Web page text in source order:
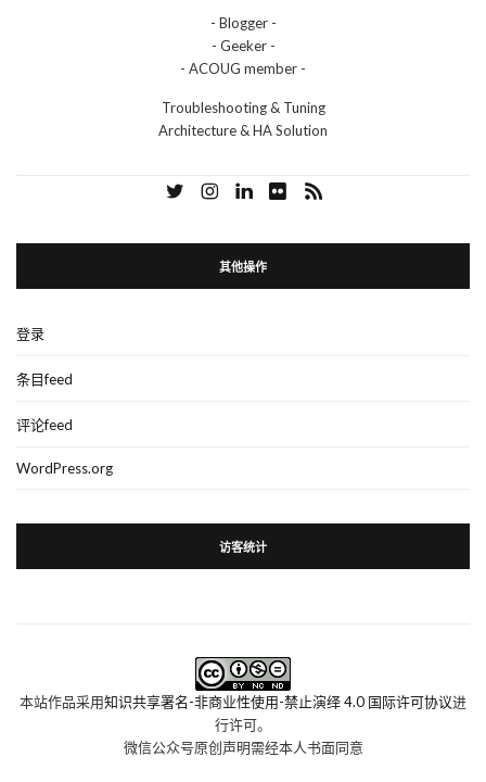
- Blogger -
- Geeker -
- ACOUG member -
Troubleshooting & Tuning
Architecture & HA Solution
其他操作
登录
条目feed
评论feed
WordPress.org
访客统计
本站作品采用知识共享署名-非商业性使用-禁止演绎 4.0 国际许可协议进
行许可。
微信公众号原创声明需经本人书面同意